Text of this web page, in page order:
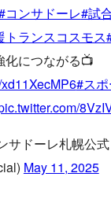
コンサドーレ#試
トランスコスモス
化につながる📺
#ス
サドーレ札幌公式
May 11, 2025